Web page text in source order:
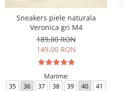
Sneakers piele naturala
Veronica gri M4
189,00 RON
149,00 RON
Marime:
35 36 37 38 39 40
41